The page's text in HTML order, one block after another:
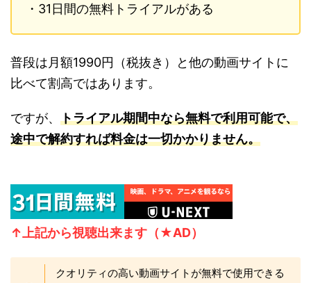
・31日間の無料トライアルがある
普段は月額1990円（税抜き）と他の動画サイトに
比べて割高ではあります。
ですが、 トライアル期間中なら無料で利用可能で、
途中で解約すれば料金は一切かかりません。
↑上記から視聴出来ます（★AD）
クオリティの高い動画サイトが無料で使用できる